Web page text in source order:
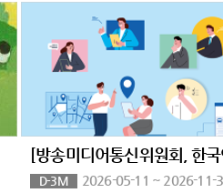
D-3M
2026-05-11 ~ 2026-11-